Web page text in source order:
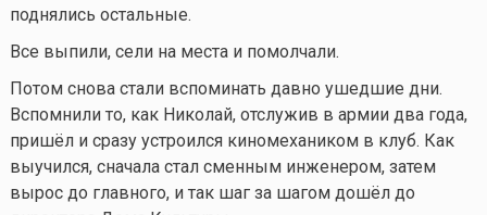
поднялись остальные.
Все выпили, сели на места и помолчали.
Потом снова стали вспоминать давно ушедшие дни.
Вспомнили то, как Николай, отслужив в армии два года,
пришёл и сразу устроился киномехаником в клуб. Как
выучился, сначала стал сменным инженером, затем
вырос до главного, и так шаг за шагом дошёл до